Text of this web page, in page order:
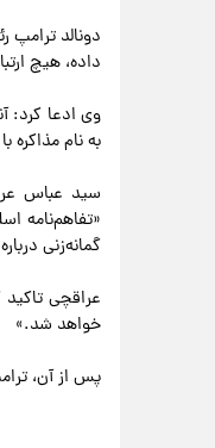
دونالد
داده، هیچ
وی ادعا کرد:
به نام
«تفاهم‌نامه
گمانه‌زنی
عراقچی
خواهد شد.»
پس از آن،